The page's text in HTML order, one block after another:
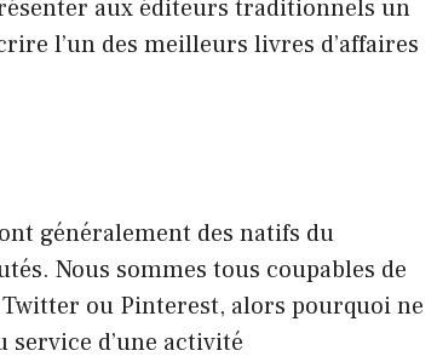
aux éditeurs traditionnels un
l’un des meilleurs livres d’affaires
généralement des natifs du
Nous sommes tous coupables de
ou Pinterest, alors pourquoi ne
service d’une activité